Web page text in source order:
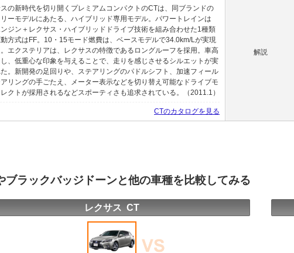
の新時代を切り開くプレミアムコンパクトのCTは、同ブランドの
ーモデルにあたる、ハイブリッド専用モデル。パワートレインは
ジン＋レクサス・ハイブリッドドライブ技術を組み合わせた1種類
方式はFF。10・15モード燃費は、ベースモデルで34.0km/Lが実現
エクステリアは、レクサスの特徴であるロングルーフを採用。車高
、低重心な印象を与えることで、走りを感じさせるシルエットが実
。新開発の足回りや、ステアリングのパドルシフト、加速フィール
リングの手ごたえ、メーター表示などを切り替え可能なドライブモ
クトが採用されるなどスポーティさも追求されている。（2011.1）
CTのカタログを見る
解説
ブラックバッジドーンと他の車種を比較してみる
レクサス CT